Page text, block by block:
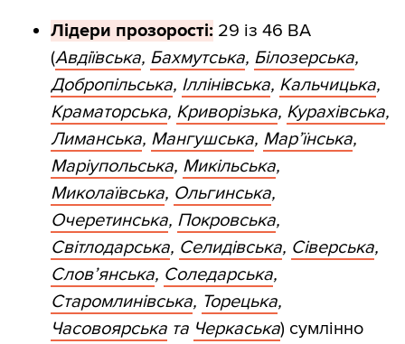
Лідери прозорості: 29 із 46 ВА
(Авдіївська, Бахмутська, Білозерська,
Добропільська, Іллінівська, Кальчицька,
Краматорська, Криворізька, Курахівська,
Лиманська, Мангушська, Мар’їнська,
Маріупольська, Микільська,
Миколаївська, Ольгинська,
Очеретинська, Покровська,
Світлодарська, Селидівська, Сіверська,
Слов’янська, Соледарська,
Старомлинівська, Торецька,
Часовоярська та Черкаська) сумлінно